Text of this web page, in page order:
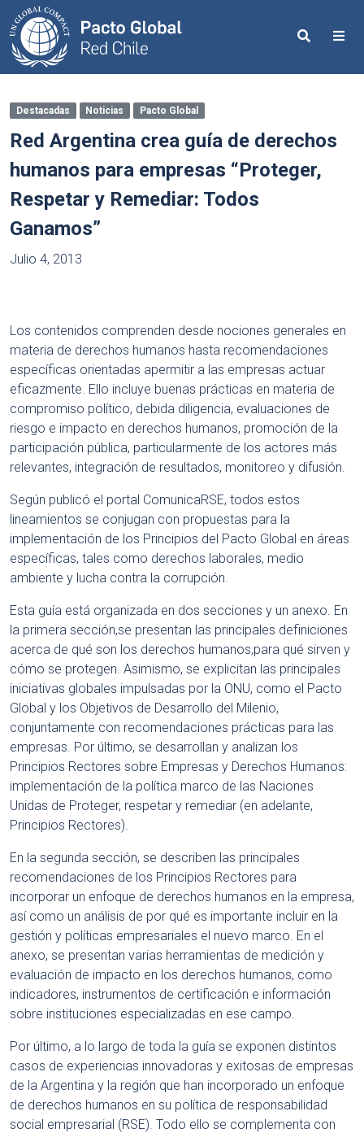
Search
Destacadas Noticias Pacto Global
Red Argentina crea guía de derechos
humanos para empresas “Proteger,
Respetar y Remediar: Todos
Ganamos”
Julio 4, 2013
Los contenidos comprenden desde nociones generales en
materia de derechos humanos hasta recomendaciones
específicas orientadas apermitir a las empresas actuar
eficazmente. Ello incluye buenas prácticas en materia de
compromiso político, debida diligencia, evaluaciones de
riesgo e impacto en derechos humanos, promoción de la
participación pública, particularmente de los actores más
relevantes, integración de resultados, monitoreo y difusión.
Según publicó el portal ComunicaRSE, todos estos
lineamientos se conjugan con propuestas para la
implementación de los Principios del Pacto Global en áreas
específicas, tales como derechos laborales, medio
ambiente y lucha contra la corrupción.
Esta guía está organizada en dos secciones y un anexo. En
la primera sección,se presentan las principales definiciones
acerca de qué son los derechos humanos,para qué sirven y
cómo se protegen. Asimismo, se explicitan las principales
iniciativas globales impulsadas por la ONU, como el Pacto
Global y los Objetivos de Desarrollo del Milenio,
conjuntamente con recomendaciones prácticas para las
empresas. Por último, se desarrollan y analizan los
Principios Rectores sobre Empresas y Derechos Humanos:
implementación de la política marco de las Naciones
Unidas de Proteger, respetar y remediar (en adelante,
Principios Rectores).
En la segunda sección, se describen las principales
recomendaciones de los Principios Rectores para
incorporar un enfoque de derechos humanos en la empresa,
así como un análisis de por qué es importante incluir en la
gestión y políticas empresariales el nuevo marco. En el
anexo, se presentan varias herramientas de medición y
evaluación de impacto en los derechos humanos, como
indicadores, instrumentos de certificación e información
sobre instituciones especializadas en ese campo.
Por último, a lo largo de toda la guía se exponen distintos
casos de experiencias innovadoras y exitosas de empresas
de la Argentina y la región que han incorporado un enfoque
de derechos humanos en su política de responsabilidad
social empresarial (RSE). Todo ello se complementa con